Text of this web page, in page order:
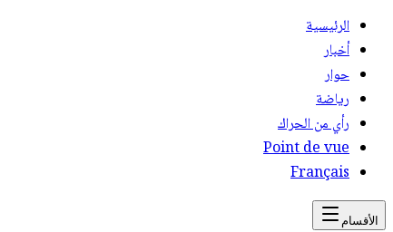
الرئيسية
أخبار
حوار
رياضة
رأي من الحراك
Point de vue
Français
الأقسام